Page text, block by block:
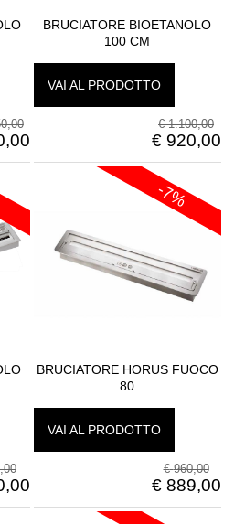
BRUCIATORE BIOETANOLO
100 CM
VAI AL PRODOTTO
€ 1.100,00
€ 920,00
-7%
BRUCIATORE HORUS FUOCO
80
VAI AL PRODOTTO
€ 960,00
€ 889,00